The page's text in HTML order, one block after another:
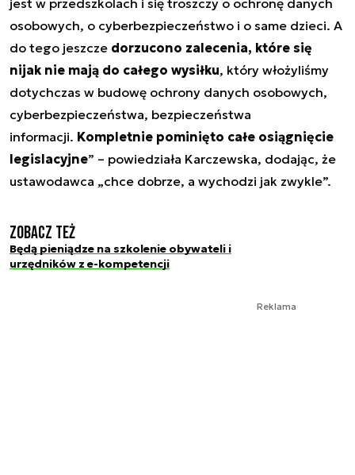
jest w przedszkolach i się troszczy o ochronę danych
osobowych, o cyberbezpieczeństwo i o same dzieci. A
do tego jeszcze dorzucono zalecenia, które się
nijak nie mają do całego wysiłku, który włożyliśmy
dotychczas w budowę ochrony danych osobowych,
cyberbezpieczeństwa, bezpieczeństwa
informacji. Kompletnie pominięto całe osiągnięcie
legislacyjne” – powiedziała Karczewska, dodając, że
ustawodawca „chce dobrze, a wychodzi jak zwykle”.
Zobacz też
Będą pieniądze na szkolenie obywateli i
urzędników z e-kompetencji
Reklama